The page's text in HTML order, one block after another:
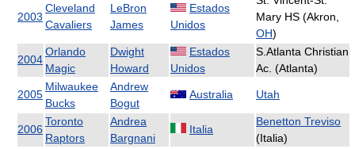
2003
Cleveland
Cavaliers
LeBron
James
Estados
Unidos
Mary HS (Akron,
OH)
2004
Orlando
Magic
Dwight
Howard
Estados
Unidos
S.Atlanta Christian
Ac. (Atlanta)
2005
Milwaukee
Bucks
Andrew
Bogut
Australia Utah
2006
Toronto
Raptors
Andrea
Bargnani
Italia
Benetton Treviso
(Italia)